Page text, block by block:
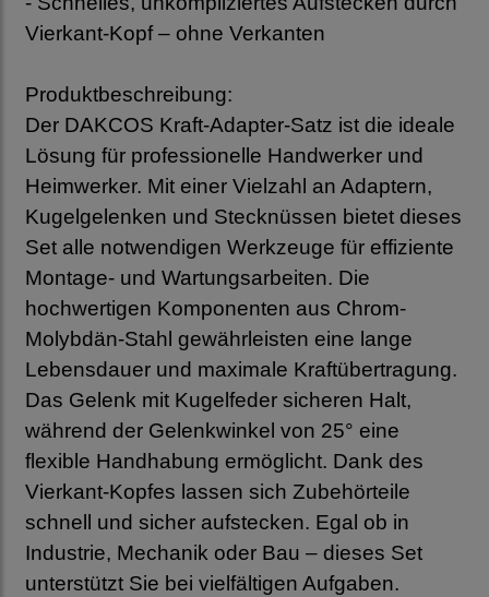
Vierkant-Kopf – ohne Verkanten
Produktbeschreibung:
Der DAKCOS Kraft-Adapter-Satz ist die ideale
Lösung für professionelle Handwerker und
Heimwerker. Mit einer Vielzahl an Adaptern,
Kugelgelenken und Stecknüssen bietet dieses
Set alle notwendigen Werkzeuge für effiziente
Montage- und Wartungsarbeiten. Die
hochwertigen Komponenten aus Chrom-
Molybdän-Stahl gewährleisten eine lange
Lebensdauer und maximale Kraftübertragung.
Das Gelenk mit Kugelfeder sicheren Halt,
während der Gelenkwinkel von 25° eine
flexible Handhabung ermöglicht. Dank des
Vierkant-Kopfes lassen sich Zubehörteile
schnell und sicher aufstecken. Egal ob in
Industrie, Mechanik oder Bau – dieses Set
unterstützt Sie bei vielfältigen Aufgaben.